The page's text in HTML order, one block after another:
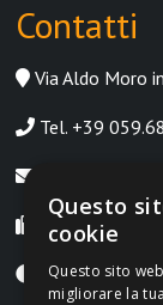
Contatti
Via Aldo Moro
Tel. +39
Fax +39
Lunedì-
Questo
cookie
Questo sito
migliorare la